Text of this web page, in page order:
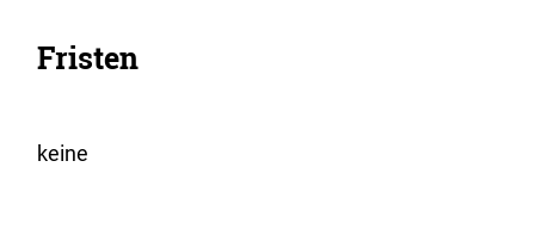
Fristen
keine